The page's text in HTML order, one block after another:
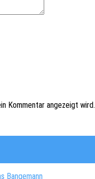
Kommentar angezeigt wird.
Bangemann